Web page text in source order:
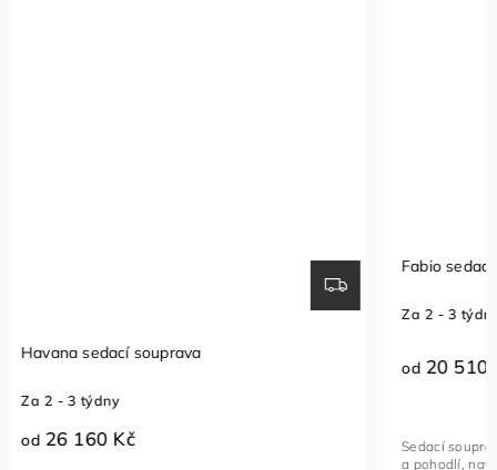
20 510 Kč
Sedací souprava FABIO je ideální kombinací luxusu
Sedací
Za 1 - 2
od23
Rohová
funkční kus